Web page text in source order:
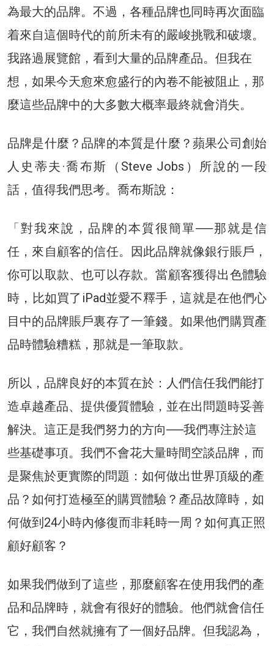
為最大的品牌。不過，各種品牌也同時再次面臨
着來自這個時代的前所未有的嚴峻挑戰和破壞。
我路過展覽館，看到大量的品牌產品。但我在
想，如果今天愈來愈盛行的內卷不能被阻止，那
麼這些品牌中的大多數大概率最終就會消失。
品牌是什麼？品牌的本質是什麼？蘋果公司創始
人史蒂夫·喬布斯（Steve Jobs）所說的一段
話，值得我們思考。喬布斯說：
「對我來說，品牌的本質很簡單──那就是信
任，來自顧客的信任。因此品牌就像銀行賬戶，
你可以取款、也可以存款。當顧客獲得出色體驗
時，比如買了iPad並愛不釋手，這就是在他們心
目中的品牌賬戶裏存了一筆錢。如果他們購買產
品時體驗糟糕，那就是一筆取款。
所以，品牌良好的本質在於：人們信任我們能打
造卓越產品、提供優質體驗，並在出問題時妥善
解決。這正是我們努力的方向──我們專注於這
些基礎事項。我們不會花大量時間空談品牌，而
是聚焦於更實際的問題：如何做出世界頂級的產
品？如何打造極至的購買體驗？產品故障時，如
何做到24小時內修復而非耗時一周？如何真正照
顧好顧客？
如果我們做到了這些，那麼顧客在使用我們的產
品和品牌時，就會有很好的體驗。他們就會信任
它，我們自然就擁有了一個好品牌。但我認為，